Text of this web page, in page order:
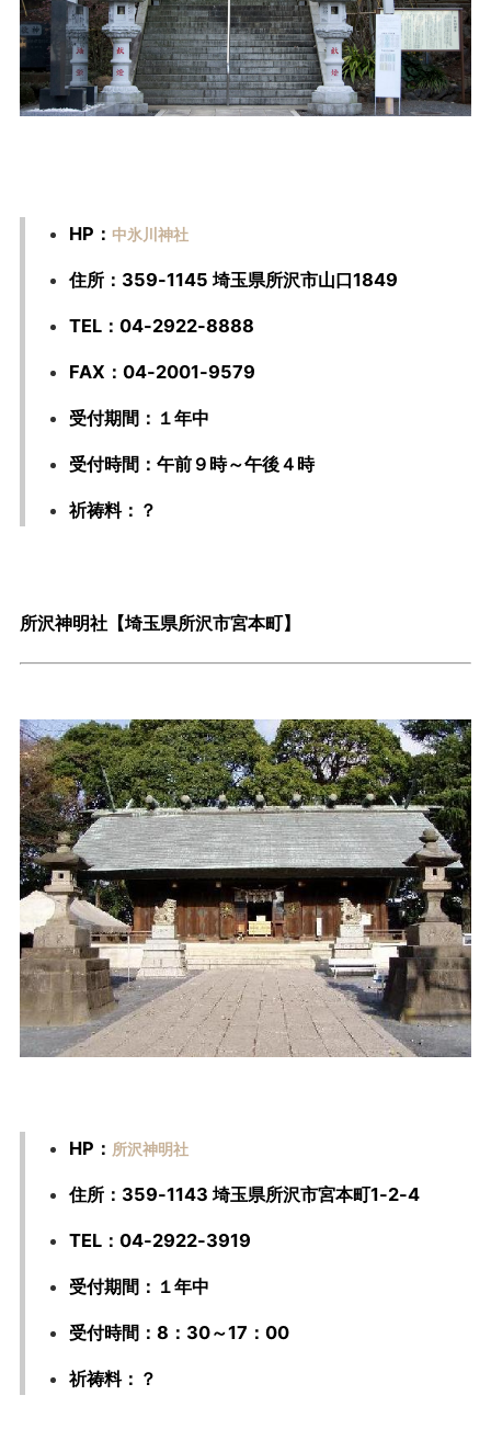
HP： 中氷川神社
住所：359-1145 埼玉県所沢市山口1849
TEL：04-2922-8888
FAX：04-2001-9579
受付期間：１年中
受付時間：午前９時～午後４時
祈祷料：？
所沢神明社【埼玉県所沢市宮本町】
HP： 所沢神明社
住所：359-1143 埼玉県所沢市宮本町1-2-4
TEL：04-2922-3919
受付期間：１年中
受付時間：8：30～17：00
祈祷料：？